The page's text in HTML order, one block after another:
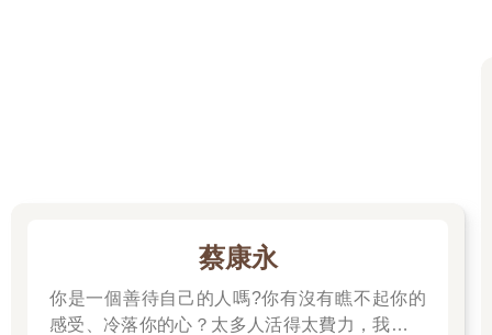
老王搖搖頭，小姐就按二樓，帶老王到銷售中心的辦公室。
電梯才開，居然已經跑出個自稱陳經理的中年男士：「歡迎、歡
迎！王董請進。」想必剛才小姐已經偷偷打了手機。
老王進去，張望了一下。
蔡康永
你是一個善待自己的人嗎?你有沒有瞧不起你的
感受、冷落你的心？太多人活得太費力，我想為